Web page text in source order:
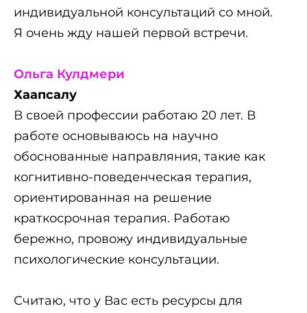
индивидуальной консультаций со мной.
Я очень жду нашей первой встречи.
Ольга Кулдмери
Хаапсалу
В своей профессии работаю 20 лет. В
работе основываюсь на научно
обоснованные направляния, такие как
когнитивно-поведенческая терапия,
ориентированная на решение
краткосрочная терапия. Работаю
бережно, провожу индивидуальные
психологические консультации.
Считаю, что у Вас есть ресурсы для